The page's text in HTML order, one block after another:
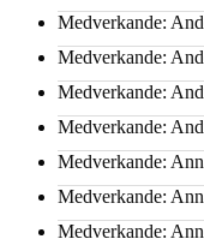
Medverkande:
Medverkande:
Medverkande:
Medverkande:
Medverkande:
Medverkande:
Medverkande: